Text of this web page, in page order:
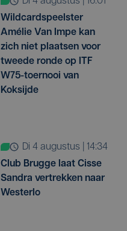
Wildcardspeelster
Amélie Van Impe kan
zich niet plaatsen voor
tweede ronde op ITF
W75-toernooi van
Koksijde
di 4 augustus | 14:34
Club Brugge laat Cisse
Sandra vertrekken naar
Westerlo